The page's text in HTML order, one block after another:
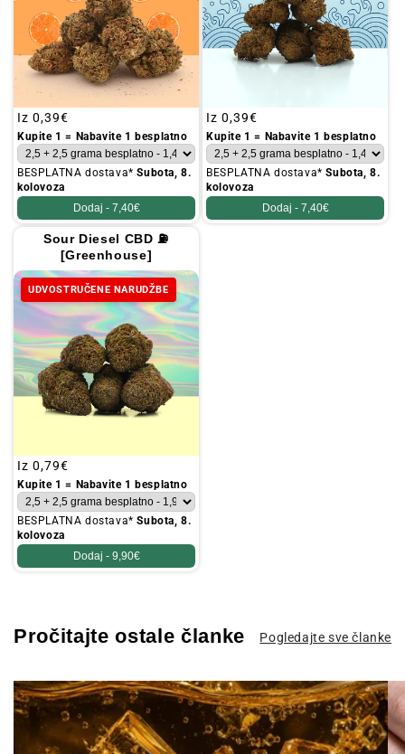
Redovna
cijena
Iz 0,39€
Kupite 1 = Nabavite 1 besplatno
BESPLATNA dostava*Subota, 8.
kolovoza
Dodaj - 7,40€
Redovna
cijena
Iz 0,39€
Kupite 1 = Nabavite 1 besplatno
BESPLATNA dostava*Subota, 8.
kolovoza
Dodaj - 7,40€
Sour Diesel CBD ⛽
[Greenhouse]
UDVOSTRUČENE NARUDŽBE
Redovna
cijena
Iz 0,79€
Kupite 1 = Nabavite 1 besplatno
BESPLATNA dostava*Subota, 8.
kolovoza
Dodaj - 9,90€
Pročitajte ostale članke Pogledajte sve članke